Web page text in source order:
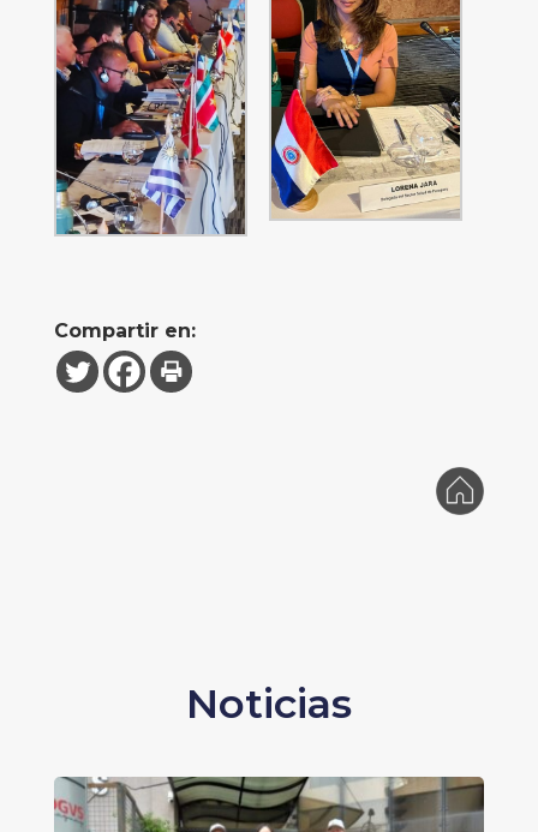
Compartir en:
Noticias